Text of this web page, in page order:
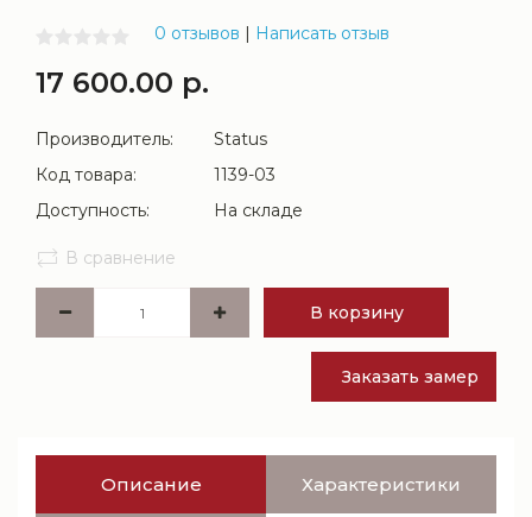
0 отзывов | Написать отзыв
17 600.00 р.
Производитель:
Status
Код товара:
1139-03
Доступность:
На складе
В сравнение
В корзину
Заказать замер
Описание Характеристики